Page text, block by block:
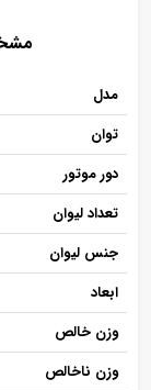
مدل
توان
دور موتور
تعداد لیوان
جنس لیوان
ابعاد
وزن خالص
وزن ناخالص